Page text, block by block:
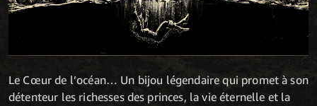
Le Cœur de l’océan… Un bijou légendaire qui promet à son
détenteur les richesses des princes, la vie éternelle et la